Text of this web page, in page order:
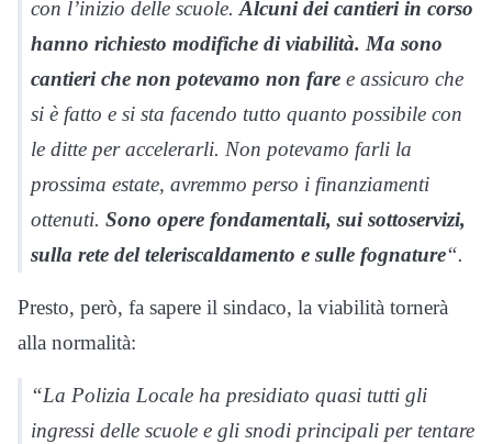
con l’inizio delle scuole.Alcuni dei cantieri in corso
hanno richiesto modifiche di viabilità. Ma sono
cantieri che non potevamo non fare e assicuro che
si è fatto e si sta facendo tutto quanto possibile con
le ditte per accelerarli. Non potevamo farli la
prossima estate, avremmo perso i finanziamenti
ottenuti. Sono opere fondamentali, sui sottoservizi,
sulla rete del teleriscaldamento e sulle fognature“.
Presto, però, fa sapere il sindaco, la viabilità tornerà
alla normalità:
“La Polizia Locale ha presidiato quasi tutti gli
ingressi delle scuole e gli snodi principali per tentare